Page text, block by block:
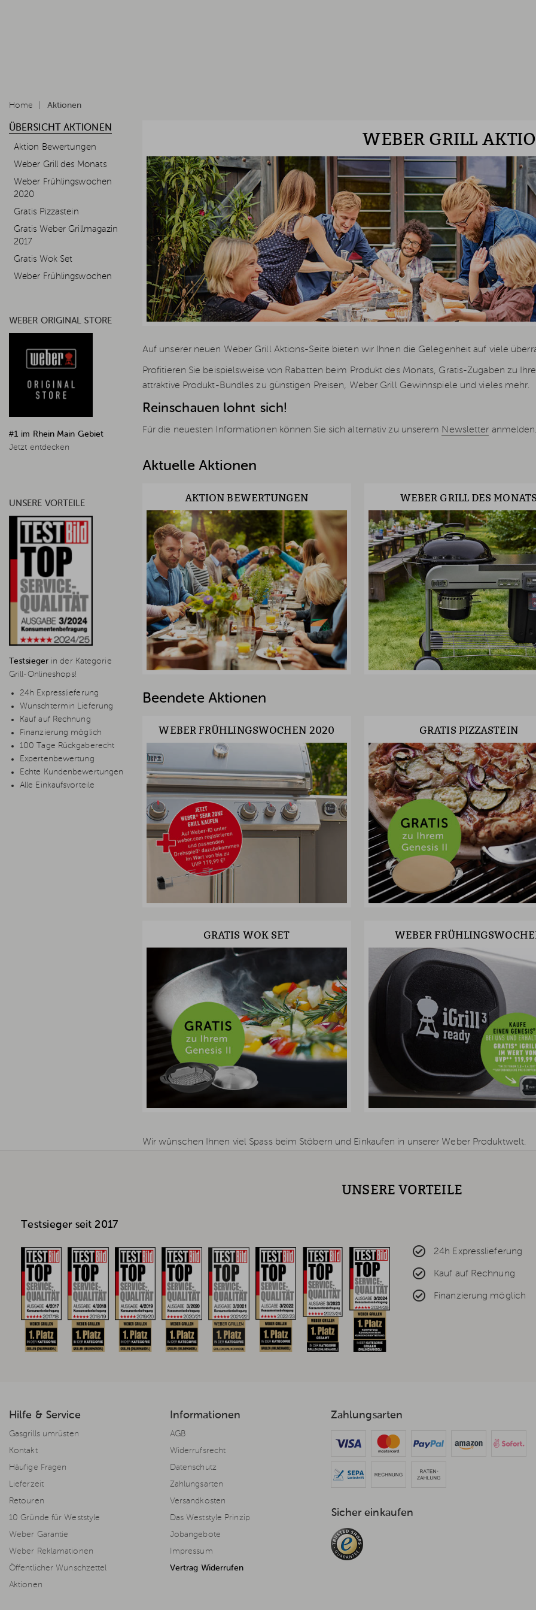
Home Aktionen
ÜBERSICHT AKTIONEN
Aktion Bewertungen
Weber Grill des Monats
Weber Frühlingswochen
2020
Gratis Pizzastein
Gratis Weber Grillmagazin
2017
Gratis Wok Set
Weber Frühlingswochen
WEBER ORIGINAL STORE
#1 im Rhein Main Gebiet
Jetzt entdecken
UNSERE VORTEILE
Testsieger in der Kategorie
Grill-Onlineshops!
24h Expresslieferung
Wunschtermin Lieferung
Kauf auf Rechnung
Finanzierung möglich
100 Tage Rückgaberecht
Expertenbewertung
Echte Kundenbewertungen
Alle Einkaufsvorteile
WEBER GRILL
Auf unserer neuen Weber Grill Aktions-Seite bieten wir Ihnen die Gelegenheit auf viele
Profitieren Sie beispielsweise von Rabatten beim Produkt des Monats, Gratis-Zugaben zu
attraktive Produkt-Bundles zu günstigen Preisen, Weber Grill Gewinnspiele und vieles mehr.
Reinschauen lohnt sich!
Für die neuesten Informationen können Sie sich alternativ zu unserem Newsletter
Aktuelle Aktionen
AKTION BEWERTUNGEN WEBER GRILL DES
Beendete Aktionen
WEBER FRÜHLINGSWOCHEN 2020 GRATIS PIZZASTEIN
GRATIS WOK SET WEBER
Wir wünschen Ihnen viel Spass beim Stöbern und Einkaufen in unserer Weber Produktwelt.
UNSERE VORTEILE
Testsieger seit 2017
24h Expresslieferung
Kauf auf Rechnung
Finanzierung möglich
Hilfe & Service
Gasgrills umrüsten
Kontakt
Häufige Fragen
Lieferzeit
Retouren
10 Gründe für Weststyle
Weber Garantie
Weber Reklamationen
Öffentlicher Wunschzettel
Aktionen
Informationen
AGB
Widerrufsrecht
Datenschutz
Zahlungsarten
Versandkosten
Das Weststyle Prinzip
Jobangebote
Impressum
Vertrag Widerrufen
Zahlungsarten
Sicher einkaufen